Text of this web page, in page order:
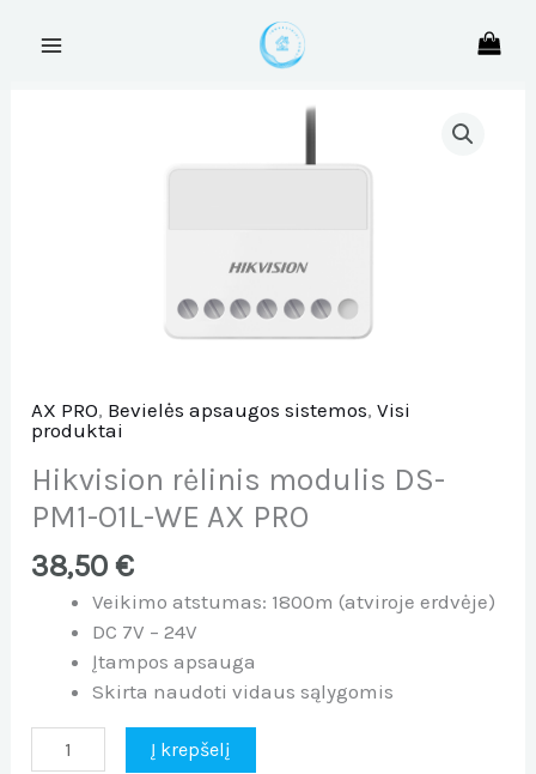
AX PRO, Bevielės apsaugos sistemos,Visi
produktai
Hikvision rėlinis modulis DS-
PM1-O1L-WE AX PRO
38,50€
Veikimo atstumas: 1800m (atviroje erdvėje)
DC 7V – 24V
Įtampos apsauga
Skirta naudoti vidaus sąlygomis
PRO
Į krepšelį